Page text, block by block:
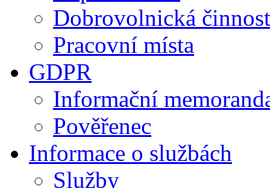
Dobrovolnická činnost
Pracovní místa
GDPR
Informační
Pověřenec
Informace o službách
Služby